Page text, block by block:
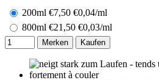
200ml €7,50 €0,04/ml
800ml €21,50 €0,03/ml
Merken Kaufen